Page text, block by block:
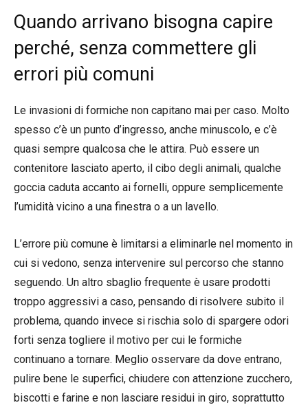
Quando arrivano bisogna capire
perché, senza commettere gli
errori più comuni
Le invasioni di formiche non capitano mai per caso. Molto
spesso c’è un punto d’ingresso, anche minuscolo, e c’è
quasi sempre qualcosa che le attira. Può essere un
contenitore lasciato aperto, il cibo degli animali, qualche
goccia caduta accanto ai fornelli, oppure semplicemente
l’umidità vicino a una finestra o a un lavello.
L’errore più comune è limitarsi a eliminarle nel momento in
cui si vedono, senza intervenire sul percorso che stanno
seguendo. Un altro sbaglio frequente è usare prodotti
troppo aggressivi a caso, pensando di risolvere subito il
problema, quando invece si rischia solo di spargere odori
forti senza togliere il motivo per cui le formiche
continuano a tornare. Meglio osservare da dove entrano,
pulire bene le superfici, chiudere con attenzione zucchero,
biscotti e farine e non lasciare residui in giro, soprattutto